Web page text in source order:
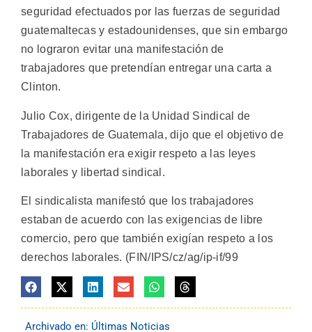
seguridad efectuados por las fuerzas de seguridad
guatemaltecas y estadounidenses, que sin embargo
no lograron evitar una manifestación de
trabajadores que pretendían entregar una carta a
Clinton.
Julio Cox, dirigente de la Unidad Sindical de
Trabajadores de Guatemala, dijo que el objetivo de
la manifestación era exigir respeto a las leyes
laborales y libertad sindical.
El sindicalista manifestó que los trabajadores
estaban de acuerdo con las exigencias de libre
comercio, pero que también exigían respeto a los
derechos laborales. (FIN/IPS/cz/ag/ip-if/99
Archivado en: Últimas Noticias